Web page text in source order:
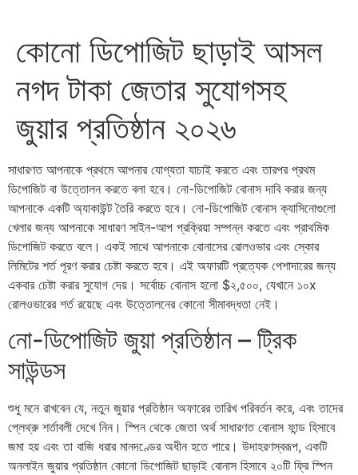
কোনো ডিপোজিট ছাড়াই আসল
নগদ টাকা জেতার সুযোগসহ
জুয়ার প্রতিষ্ঠান ২০২৬
সাধারণত আপনাকে প্রথমে আপনার যোগ্যতা যাচাই করতে এবং তারপর প্রথম
ডিপোজিট বা উত্তোলন করতে বলা হবে। নো-ডিপোজিট বোনাস দাবি করার জন্য
আপনাকে একটি অ্যাকাউন্ট তৈরি করতে হবে। নো-ডিপোজিট বোনাস ক্যাসিনোগুলো
খেলার জন্য আপনাকে সাধারণ সাইন-আপ প্রক্রিয়া সম্পন্ন করতে এবং প্রাথমিক
ডিপোজিট করতে বলে। একই সাথে আপনাকে বোনাসের রোলওভার এবং স্কোর
লিমিটের শর্ত পূরণ করার চেষ্টা করতে হবে। এই অফারটি প্রত্যেক পেশাদারের জন্য
একবার চেষ্টা করার সুযোগ দেয়। সর্বোচ্চ বোনাস হলো $২,৫০০, যেখানে ১০x
রোলওভারের শর্ত রয়েছে এবং উত্তোলনের কোনো সীমাবদ্ধতা নেই।
নো-ডিপোজিট জুয়া প্রতিষ্ঠান – ট্রিক
সাউন্ডস
শুধু মনে রাখবেন যে, নতুন জুয়ার প্রতিষ্ঠান অফারের তারিখ পরিবর্তন করে, এবং তাদের
প্লেথ্রু শর্তাবলী দেখে নিন। স্পিন থেকে জেতা অর্থ সাধারণত বোনাস ফান্ড হিসাবে
জমা হয় এবং তা বাজি ধরার মানদণ্ডের অধীন হতে পারে। উদাহরণস্বরূপ, একটি
অনলাইন জুয়ার প্রতিষ্ঠান কোনো ডিপোজিট ছাড়াই বোনাস হিসাবে ২০টি ফ্রি স্পিন